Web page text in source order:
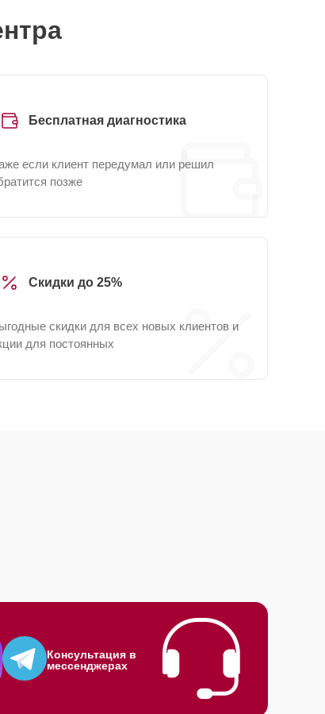
Бесплатная диагностика
если клиент передумал или решил
позже
Скидки до 25%
скидки для всех новых клиентов и
для постоянных
Консультация в
мессенджерах